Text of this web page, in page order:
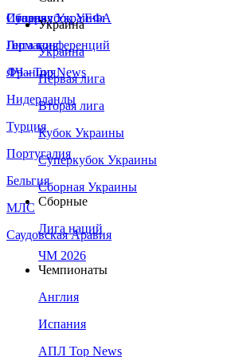
Сборная Украины
Италия
Германия
Франция
Нидерланды
Турция
Португалия
Бельгия
МЛС
Саудовская Аравия
Суперкубок УЕФА
Лига конференций
ЛЧ - Top News
Украина
Украина
Первая лига
Вторая лига
Кубок Украины
Суперкубок Украины
Сборная Украины
Сборные
Лига наций
ЧМ 2026
Чемпионаты
Англия
Испания
АПЛ Top News